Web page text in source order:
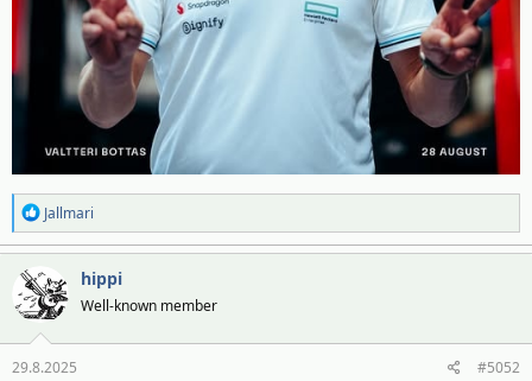
R
e
a
k
t
i
o
t
Jallmari
hippi
Well-known member
29.8.2025 #5052